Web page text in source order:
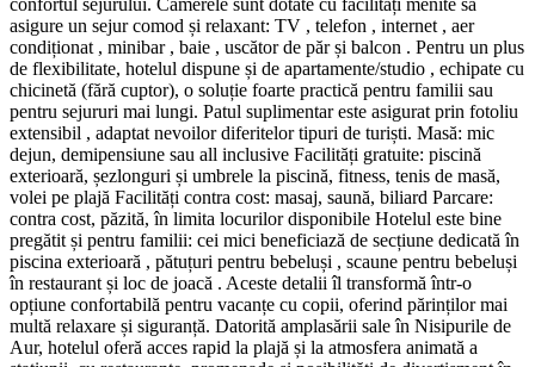
asigure un sejur comod și relaxant: TV , telefon , internet , aer
condiționat , minibar , baie , uscător de păr și balcon . Pentru un plus
de flexibilitate, hotelul dispune și de apartamente/studio , echipate cu
chicinetă (fără cuptor), o soluție foarte practică pentru familii sau
pentru sejururi mai lungi. Patul suplimentar este asigurat prin fotoliu
extensibil , adaptat nevoilor diferitelor tipuri de turiști. Masă: mic
dejun, demipensiune sau all inclusive Facilități gratuite: piscină
exterioară, șezlonguri și umbrele la piscină, fitness, tenis de masă,
volei pe plajă Facilități contra cost: masaj, saună, biliard Parcare:
contra cost, păzită, în limita locurilor disponibile Hotelul este bine
pregătit și pentru familii: cei mici beneficiază de secțiune dedicată în
piscina exterioară , pătuțuri pentru bebeluși , scaune pentru bebeluși
în restaurant și loc de joacă . Aceste detalii îl transformă într-o
opțiune confortabilă pentru vacanțe cu copii, oferind părinților mai
multă relaxare și siguranță. Datorită amplasării sale în Nisipurile de
Aur, hotelul oferă acces rapid la plajă și la atmosfera animată a